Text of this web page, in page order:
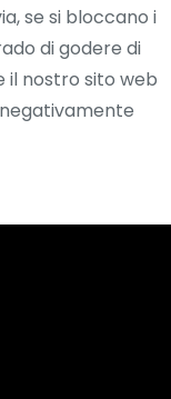
se si bloccano i
di godere di
nostro sito web